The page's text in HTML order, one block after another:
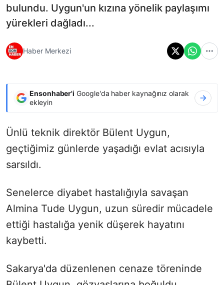
bulundu. Uygun'un kızına yönelik paylaşımı
yürekleri dağladı...
Haber Merkezi
Ensonhaber'i Google'da haber kaynağınız olarak
ekleyin
Ünlü teknik direktör Bülent Uygun,
geçtiğimiz günlerde yaşadığı evlat acısıyla
sarsıldı.
Senelerce diyabet hastalığıyla savaşan
Almina Tude Uygun, uzun süredir mücadele
ettiği hastalığa yenik düşerek hayatını
kaybetti.
Sakarya'da düzenlenen cenaze töreninde